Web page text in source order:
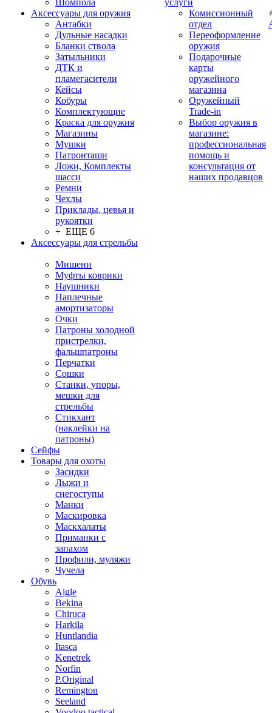
Шомпола
Аксессуары для оружия
Антабки
Дульные насадки
Бланки ствола
Затыльники
ДТК и
пламегасители
Кейсы
Кобуры
Комплектующие
Краска для оружия
Магазины
Мушки
Патронташи
Ложи, Комплекты
шасси
Ремни
Чехлы
Приклады, цевья и
рукоятки
+ ЕЩЕ 6
Аксессуары для стрельбы
Мишени
Муфты коврики
Наушники
Наплечные
амортизаторы
Очки
Патроны холодной
пристрелки,
фальшпатроны
Перчатки
Сошки
Станки, упоры,
мешки для
стрельбы
Стикхант
(наклейки на
патроны)
Сейфы
Товары для охоты
Засидки
Лыжи и
снегоступы
Манки
Маскировка
Маскхалаты
Приманки с
запахом
Профили, муляжи
Чучела
Обувь
Aigle
Bekina
Chiruсa
Harkila
Huntlandia
Itasca
Kenetrek
Norfin
P.Original
Remington
Seeland
услуги
Комиссионный
отдел
Переоформление
оружия
Подарочные
карты
оружейного
магазина
Оружейный
Trade-in
Выбор оружия в
магазине:
профессиональная
помощь и
консультация от
наших продавцов